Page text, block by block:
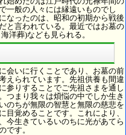
一般の人々には縁遠いものでし
なったのは、昭和の初期から戦後
と言われている。最近ではお墓の
洋葬)なども見られる。
会いに行くことであり、お墓の前
えられています。先祖供養も間違
参りすることでご先祖さまを通し
つまり我々は煩悩の中でしか生き
のちが無限の智慧と無限の慈悲を
目覚めることです。これにより、
今生きているいのちに光があてら
です。